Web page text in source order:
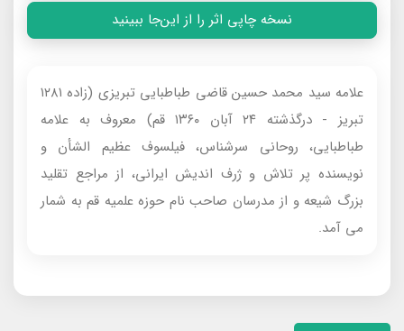
نسخه چاپی اثر را از این‌جا ببینید
علامه سید محمد حسین قاضی طباطبایی تبریزی (زاده ۱۲۸۱
تبریز - درگذشته ۲۴ آبان ۱۳۶۰ قم) معروف‌ به علامه
طباطبایی، روحانی سرشناس، فیلسوف عظیم الشأن و
نویسنده پر تلاش و ژرف اندیش ایرانی، از مراجع تقلید
بزرگ شیعه و از مدرسان صاحب نام حوزه علمیه قم به شمار
می‌ آمد.